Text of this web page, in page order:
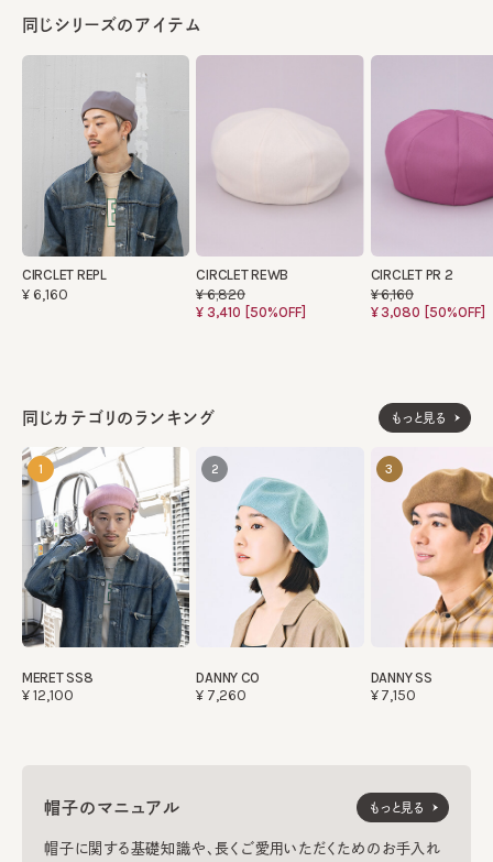
同じシリーズのアイテム
CIRCLET REPL
¥6,160
CIRCLET REWB
¥6,820
¥3,410 [50%OFF]
CIRCLET PR 2
¥6,160
¥3,080 [50%OFF]
同じカテゴリのランキング もっと見る
1
MERET SS8
¥12,100
2
DANNY CO
¥7,260
3
DANNY SS
¥7,150
帽子のマニュアル
帽子に関する基礎知識や、長くご愛用いただくためのお手入れ
もっと見る